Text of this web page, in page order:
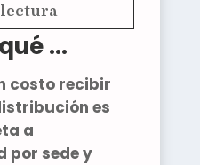
lectura
...
costo recibir
es
a
por sede y